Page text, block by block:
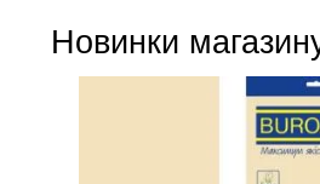
Новинки